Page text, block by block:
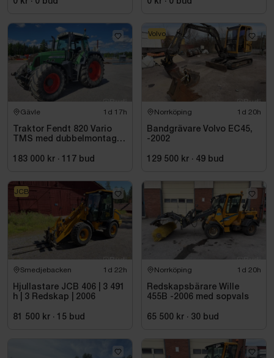
0 kr · 0 bud
0 kr · 0 bud
Gävle 1d 17h
Traktor Fendt 820 Vario
TMS med dubbelmontage
183 000 kr · 117 bud
Norrköping 1d 20h
Bandgrävare Volvo EC45,
-2002
129 500 kr · 49 bud
Volvo
Smedjebacken 1d 22h
Hjullastare JCB 406 | 3 491
h | 3 Redskap | 2006
81 500 kr · 15 bud
JCB
Norrköping 1d 20h
Redskapsbärare Wille
455B -2006 med sopvals
65 500 kr · 30 bud